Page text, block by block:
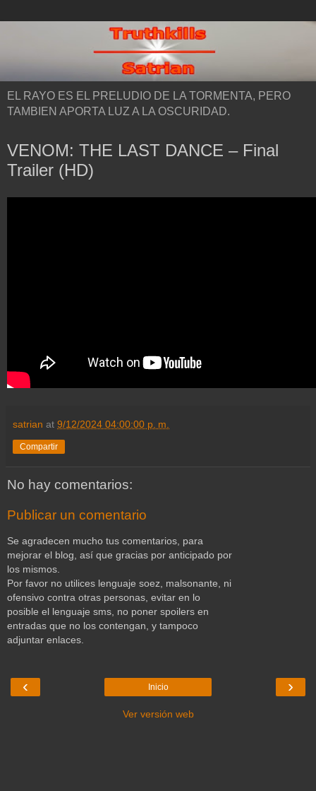
EL RAYO ES EL PRELUDIO DE LA TORMENTA, PERO
TAMBIEN APORTA LUZ A LA OSCURIDAD.
VENOM: THE LAST DANCE – Final
Trailer (HD)
satrian at 9/12/2024 04:00:00 p. m.
Compartir
No hay comentarios:
Publicar un comentario
Se agradecen mucho tus comentarios, para
mejorar el blog, así que gracias por anticipado por
los mismos.
Por favor no utilices lenguaje soez, malsonante, ni
ofensivo contra otras personas, evitar en lo
posible el lenguaje sms, no poner spoilers en
entradas que no los contengan, y tampoco
adjuntar enlaces.
‹ ›
Inicio
Ver versión web